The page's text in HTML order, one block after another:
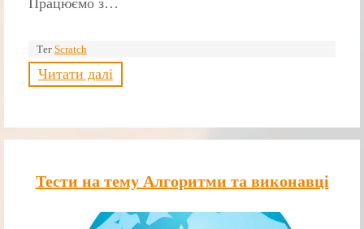
Тег Scratch
Читати далі
Тести на тему Алгоритми та виконавці